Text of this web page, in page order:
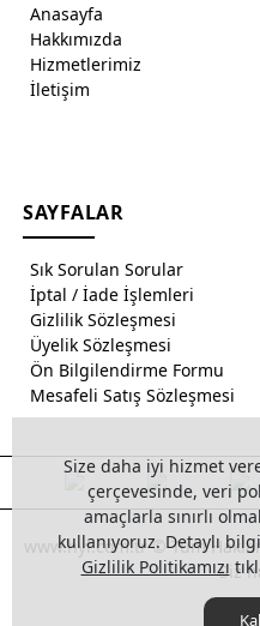
Size daha iyi hizmet
çerçevesinde, veri
amaçlarla sınırlı
kullanıyoruz. Detaylı
Gizlilik Politikamızı
Anasayfa
Hakkımızda
Hizmetlerimiz
İletişim
SAYFALAR
Sık Sorulan Sorular
İptal / İade İşlemleri
Gizlilik Sözleşmesi
Üyelik Sözleşmesi
Ön Bilgilendirme Formu
Mesafeli Satış Sözleşmesi
www.hyl.com.tr © Tüm
Siz